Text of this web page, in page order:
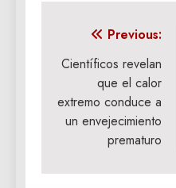
Navegación
de
entradas
Previous:
Científicos revelan
que el calor
extremo conduce a
un envejecimiento
prematuro